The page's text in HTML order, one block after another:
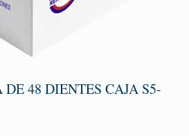
48 DIENTES CAJA S5-